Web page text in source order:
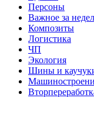
Персоны
Важное за
Композиты
Логистика
ЧП
Экология
Шины и